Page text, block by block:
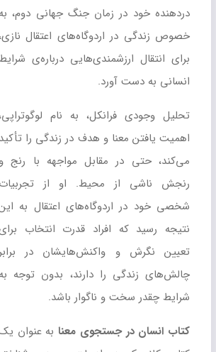
دردهنده خود در زمان جنگ جهانی دوم، به
خصوص زندگی در اردوگاه‌های اعتقال نازی،
برای انتقال ارزشمندی‌هایی درباره‌ی شرایط
انسانی به دست آورد.
تحلیل وجودی فرانکل، به نام لوگوتراپی،
اهمیت یافتن معنا و هدف در زندگی را تأکید
می‌کند، حتی در مقابل مواجهه با رنج و
رنجش ناشی از محیط. او از تجربیات
شخصی خود در اردوگاه‌های اعتقال به این
نتیجه رسید که افراد قدرت انتخاب برای
تعیین نگرش و واکنش‌هایشان در برابر
چالش‌های زندگی را دارند، بدون توجه به
شرایط چقدر سخت و ناگوار باشد.
کتاب انسان در جستجوی معنابه عنوان یک